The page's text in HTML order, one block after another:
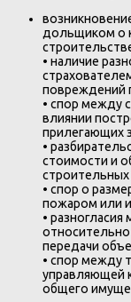
дольщиком о
• наличие
повреждений
• спор между
влиянии
прилегающих
•
стоимости и
строительных
• спор о
пожаром или
•
передачи
• спор между
управляющей
общего